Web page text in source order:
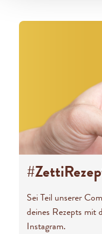
Sei Teil unserer
deines Rezepts mit
Instagram.